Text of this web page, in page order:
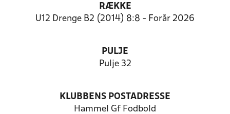
RÆKKE
U12 Drenge B2 (2014) 8:8 - Forår 2026
PULJE
Pulje 32
KLUBBENS POSTADRESSE
Hammel Gf Fodbold